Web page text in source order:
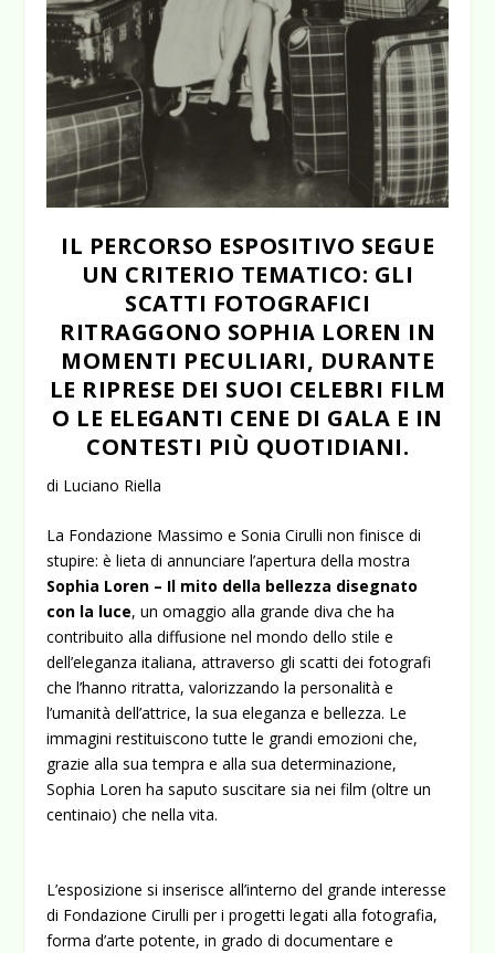
IL PERCORSO ESPOSITIVO SEGUE
UN CRITERIO TEMATICO: GLI
SCATTI FOTOGRAFICI
RITRAGGONO SOPHIA LOREN IN
MOMENTI PECULIARI, DURANTE
LE RIPRESE DEI SUOI CELEBRI FILM
O LE ELEGANTI CENE DI GALA E IN
CONTESTI PIÙ QUOTIDIANI.
di Luciano Riella
La Fondazione Massimo e Sonia Cirulli non finisce di
stupire: è lieta di annunciare l’apertura della mostra
Sophia Loren – Il mito della bellezza disegnato
con la luce, un omaggio alla grande diva che ha
contribuito alla diffusione nel mondo dello stile e
dell’eleganza italiana, attraverso gli scatti dei fotografi
che l’hanno ritratta, valorizzando la personalità e
l’umanità dell’attrice, la sua eleganza e bellezza. Le
immagini restituiscono tutte le grandi emozioni che,
grazie alla sua tempra e alla sua determinazione,
Sophia Loren ha saputo suscitare sia nei film (oltre un
centinaio) che nella vita.
L’esposizione si inserisce all’interno del grande interesse
di Fondazione Cirulli per i progetti legati alla fotografia,
forma d’arte potente, in grado di documentare e